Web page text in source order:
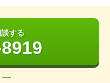
する
―